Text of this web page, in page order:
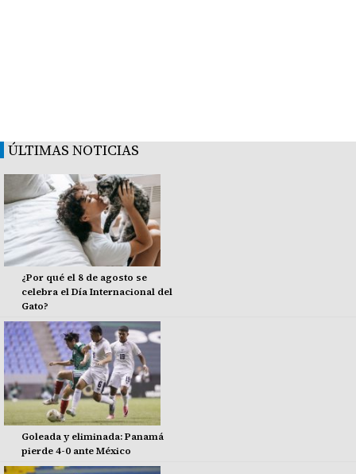
ÚLTIMAS NOTICIAS
¿Por qué el 8 de agosto se
celebra el Día Internacional del
Gato?
Goleada y eliminada: Panamá
pierde 4-0 ante México